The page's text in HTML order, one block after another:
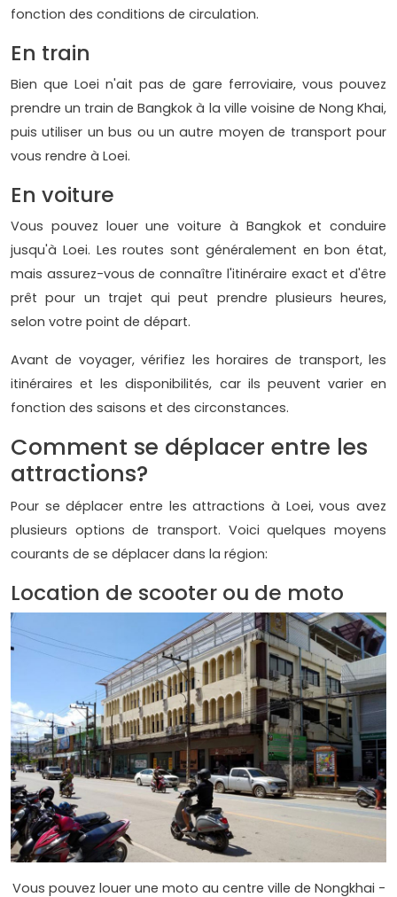
fonction des conditions de circulation.
En train
Bien que Loei n'ait pas de gare ferroviaire, vous pouvez
prendre un train de Bangkok à la ville voisine de Nong Khai,
puis utiliser un bus ou un autre moyen de transport pour
vous rendre à Loei.
En voiture
Vous pouvez louer une voiture à Bangkok et conduire
jusqu'à Loei. Les routes sont généralement en bon état,
mais assurez-vous de connaître l'itinéraire exact et d'être
prêt pour un trajet qui peut prendre plusieurs heures,
selon votre point de départ.
Avant de voyager, vérifiez les horaires de transport, les
itinéraires et les disponibilités, car ils peuvent varier en
fonction des saisons et des circonstances.
Comment se déplacer entre les
attractions?
Pour se déplacer entre les attractions à Loei, vous avez
plusieurs options de transport. Voici quelques moyens
courants de se déplacer dans la région:
Location de scooter ou de moto
Vous pouvez louer une moto au centre ville de Nongkhai -